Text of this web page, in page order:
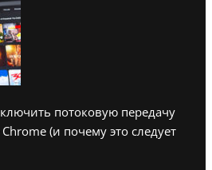
потоковую передачу
(и почему это следует